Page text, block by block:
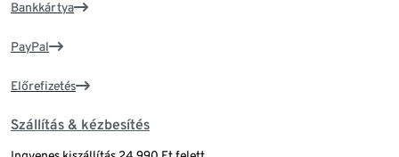
Bankkártya
PayPal
Előrefizetés
Szállítás & kézbesítés